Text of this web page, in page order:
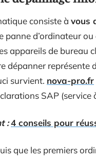
consiste à vous
panne d’ordinateur
appareils de bureau
dépanner représente
survient. nova-pro.fr
SAP (service
:4 conseils pour
que les premiers